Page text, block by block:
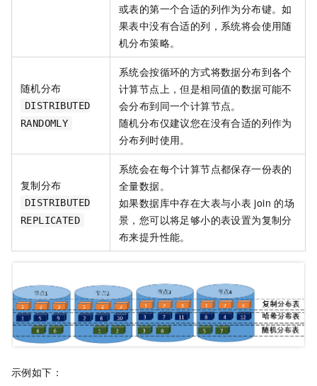
或表的第一个合适的列作为分布键。如
果表中没有合适的列，系统将会使用随
机分布策略。
随机分布
DISTRIBUTED
RANDOMLY
系统会按循环的方式将数据分布到各个
计算节点上，但是相同值的数据可能不
会分布到同一个计算节点。
随机分布仅建议您在没有合适的列作为
分布列时使用。
复制分布
DISTRIBUTED
REPLICATED
系统会在每个计算节点都保存一份表的
全量数据。
如果数据库中存在大表与小表 join 的场
景，您可以将足够小的表设置为复制分
布来提升性能。
示例如下：